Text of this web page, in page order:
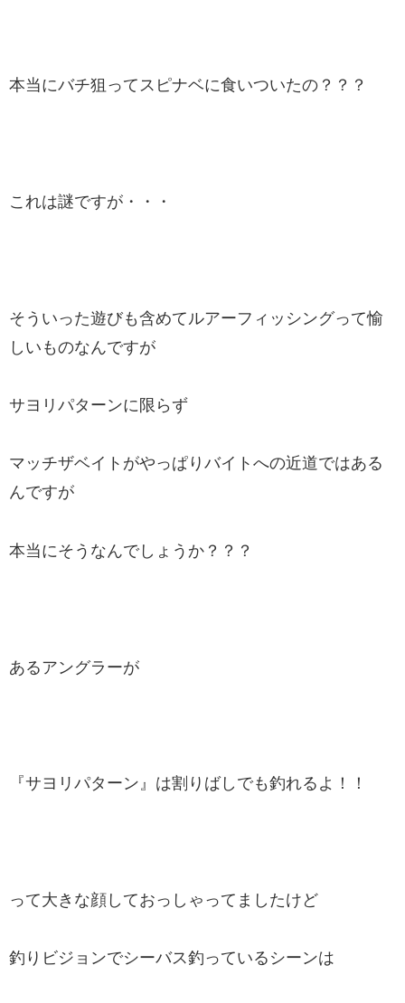
本当にバチ狙ってスピナベに食いついたの？？？
これは謎ですが・・・
そういった遊びも含めてルアーフィッシングって愉
しいものなんですが
サヨリパターンに限らず
マッチザベイトがやっぱりバイトへの近道ではある
んですが
本当にそうなんでしょうか？？？
あるアングラーが
『サヨリパターン』は割りばしでも釣れるよ！！
って大きな顔しておっしゃってましたけど
釣りビジョンでシーバス釣っているシーンは